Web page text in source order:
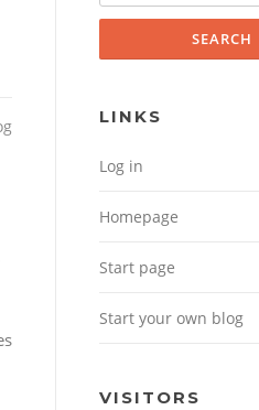
LINKS
Log in
Homepage
Start page
Start your own blog
VISITORS